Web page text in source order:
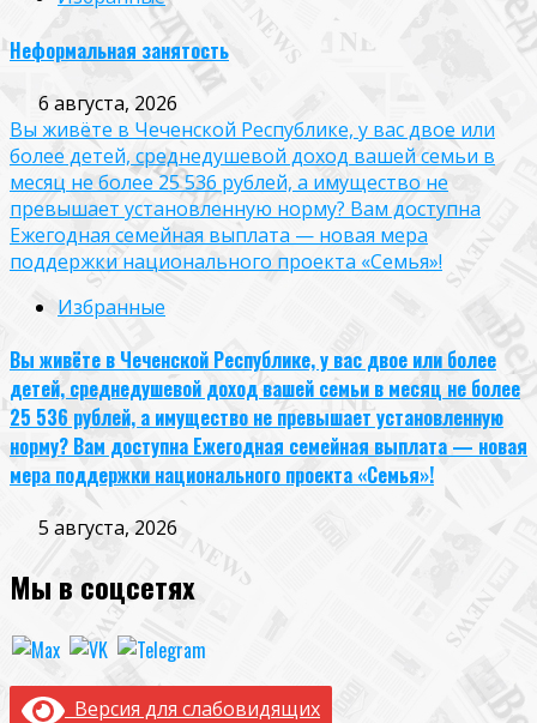
Неформальная занятость
6 августа, 2026
Вы живёте в Чеченской Республике, у вас двое или
более детей, среднедушевой доход вашей семьи в
месяц не более 25 536 рублей, а имущество не
превышает установленную норму? Вам доступна
Ежегодная семейная выплата — новая мера
поддержки национального проекта «Семья»!
Избранные
Вы живёте в Чеченской Республике, у вас двое или более
детей, среднедушевой доход вашей семьи в месяц не более
25 536 рублей, а имущество не превышает установленную
норму? Вам доступна Ежегодная семейная выплата — новая
мера поддержки национального проекта «Семья»!
5 августа, 2026
Мы в соцсетях
Версия для слабовидящих